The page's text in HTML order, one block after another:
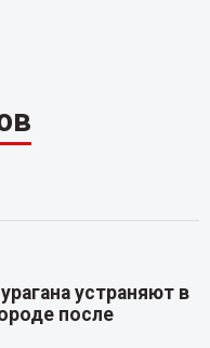
устраняют в
после